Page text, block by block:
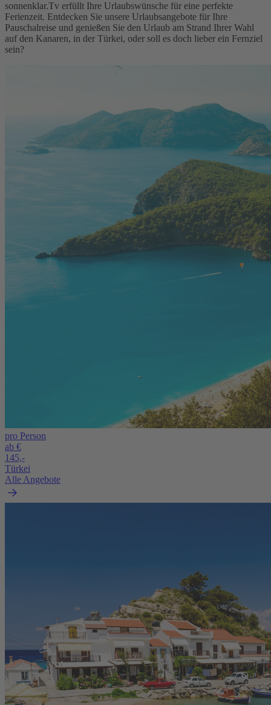
sonnenklar.Tv erfüllt Ihre Urlaubswünsche für eine perfekte
Ferienzeit. Entdecken Sie unsere Urlaubsangebote für Ihre
Pauschalreise und genießen Sie den Urlaub am Strand Ihrer Wahl
auf den Kanaren, in der Türkei, oder soll es doch lieber ein Fernziel
sein?
pro Person
ab €
145,-
Türkei
Alle Angebote